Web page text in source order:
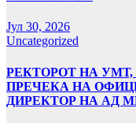
Јул 30, 2026
Uncategorized
РЕКТОРОТ НА
ПРЕЧЕКА НА
ДИРЕКТОР НА АД